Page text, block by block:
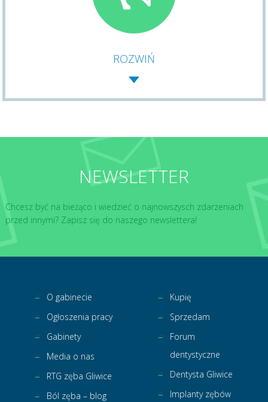
ROZWIŃ
NEWSLETTER
Chcesz być na bieżąco i wiedzieć o najnowszysch zdarzeniach
przed innymi? Zapisz się do naszego newslettera!
O gabinecie
Ogłoszenia pracy
Gabinety
Media o nas
RTG zęba Gliwice
Ból zęba – blog
Kupię
Sprzedam
Forum
dentystyczne
Dentysta Gliwice
Implanty zębów